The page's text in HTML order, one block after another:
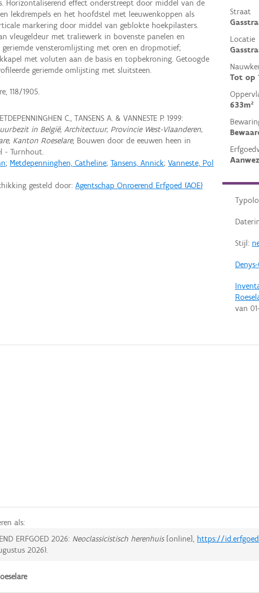
Straat
Locatie
Tot op
633m²
Stijl:
van
Horizontaliserend effect onderstreept door middel van de
lekdrempels en het hoofdstel met leeuwenkoppen als
markering door middel van geblokte hoekpilasters.
vleugeldeur met traliewerk in bovenste panelen en
vensteromlijsting met oren en dropmotief;
met voluten aan de basis en topbekroning. Getoogde
geriemde omlijsting met sluitsteen.
118/1905.
C., TANSENS A. & VANNESTE P. 1999:
in België, Architectuur, Provincie West-Vlaanderen,
Kanton Roeselare, Bouwen door de eeuwen heen in
- Turnhout.
; Metdepenninghen, Catheline;Tansens, Annick;Vanneste, Pol
gesteld door:Agentschap Onroerend Erfgoed (AOE)
als:
ERFGOED 2026: Neoclassicistisch herenhuis[online], https://
2026).